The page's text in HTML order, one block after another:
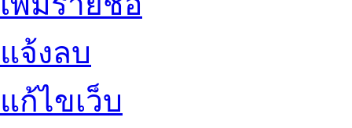
แจ้งลบ
แก้ไขเว็บ